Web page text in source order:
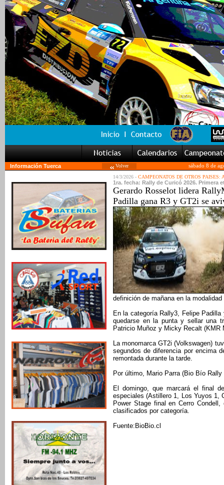
Información Tuerca Volver
sábado 8 de
14/3/2026 - CAMPEONATOS DE OTROS PAISES:
1ra. fecha: Rally de Curicó 2026. Primera
Gerardo Rosselot lidera
Padilla gana R3 y GT2i se
definición de mañana en la
En la categoría Rally3, Felipe
quedarse en la punta y sellar una
Patricio Muñoz y Micky Recalt (KMR
La monomarca GT2i (Volkswagen)
segundos de diferencia por encima
remontada durante la tarde.
Por último, Mario Parra (Bio Bío
El domingo, que marcará el final
especiales (Astillero 1, Los Yuyos 1,
Power Stage final en Cerro
clasificados por categoría.
Fuente:BioBio.cl